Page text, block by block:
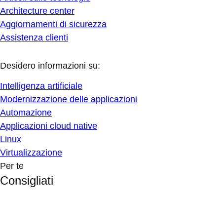
Architecture center
Aggiornamenti di sicurezza
Assistenza clienti
Desidero informazioni su:
Intelligenza artificiale
Modernizzazione delle applicazioni
Automazione
Applicazioni cloud native
Linux
Virtualizzazione
Per te
Consigliati